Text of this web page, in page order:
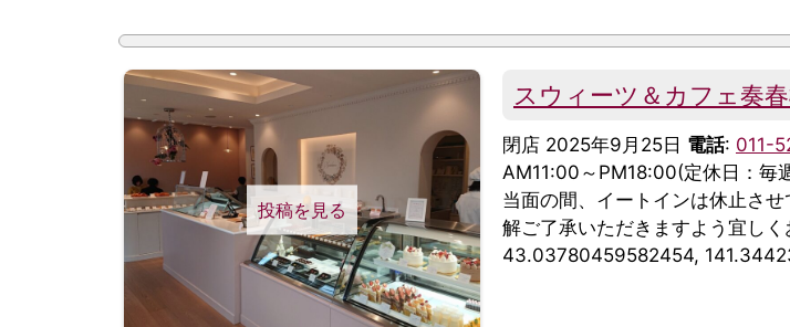
投稿を見る
スウィーツ＆カフェ奏春
閉店 2025年9月25日 電話: 011-
AM11:00～PM18:00(定休日：
当面の間、イートインは休止さ
解ご了承いただきますよう宜しく
43.03780459582454,